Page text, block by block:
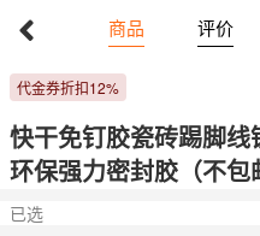
商品 评价
Previous
￥16.4-400
代金券折扣12%
快干免钉胶瓷砖踢脚线
环保强力密封胶（不包
已选